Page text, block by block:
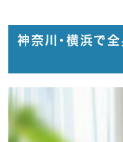
神奈川・横浜で